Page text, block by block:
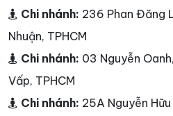
Chi nhánh: 236 Phan Đăng
Nhuận, TPHCM
Chi nhánh: 03 Nguyễn
Vấp, TPHCM
Chi nhánh: 25A Nguyễn